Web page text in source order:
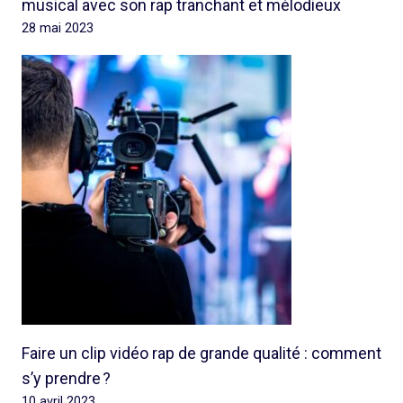
musical avec son rap tranchant et mélodieux
28 mai 2023
Faire un clip vidéo rap de grande qualité : comment
s’y prendre ?